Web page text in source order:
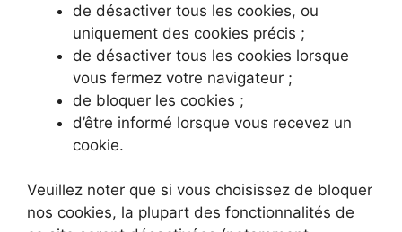
de désactiver tous les cookies, ou
uniquement des cookies précis ;
de désactiver tous les cookies lorsque
vous fermez votre navigateur ;
de bloquer les cookies ;
d’être informé lorsque vous recevez un
cookie.
Veuillez noter que si vous choisissez de bloquer
nos cookies, la plupart des fonctionnalités de